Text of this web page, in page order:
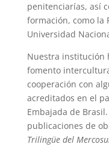
penitenciarías, así
formación, como la
Universidad
Nuestra institución
fomento
cooperación con
acreditados en el
Embajada de
publicaciones de
Trilingüe del